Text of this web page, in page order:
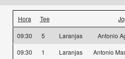
Hora Tee
09:30 5 Laranjas
Antonio
09:30
1 Laranjas
Antonio